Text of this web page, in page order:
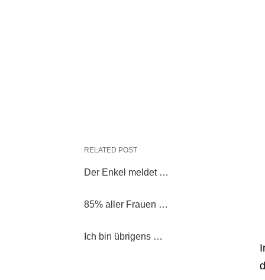
RELATED POST
Der Enkel meldet …
85% aller Frauen …
Ich bin übrigens …